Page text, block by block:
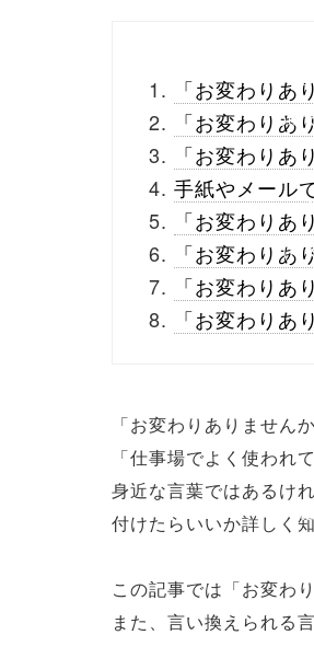
「お変わりあ
「お変わりあ
「お変わり
手紙やメール
「お変わりあ
「お変わりあ
「お変わりあ
「お変わりあ
「お変わりありません
「仕事場でよく使われ
身近な言葉ではあるけ
付けたらいいか詳しく
この記事では「お変わ
また、言い換えられる